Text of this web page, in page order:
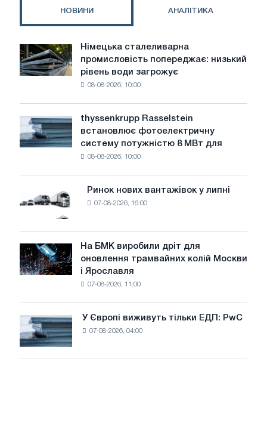
НОВИНИ АНАЛІТИКА
Німецька
сталеливарна
промисловість
води
загрожує
безпеці
Німецька сталеливарна
промисловість попереджає: низький
рівень води загрожує
08-08-2026, 10:00
thyssenkrupp
Rasselstein
встановлює
фотоелектричну
досягнення
цілей
декарбонізації
thyssenkrupp Rasselstein
встановлює фотоелектричну
систему потужністю 8 МВт для
08-08-2026, 10:00
Ринок
нових
вантажівок
у
липні
Ринок нових вантажівок у липні
07-08-2026, 16:00
На
БМК
виробили
трамвайних
колій
Москви
і
На БМК виробили дріт для
оновлення трамвайних колій Москви
і Ярославля
07-08-2026, 11:00
Європі
виживуть
тільки
У Європі виживуть тільки ЕДП: PwC
07-08-2026, 04:00